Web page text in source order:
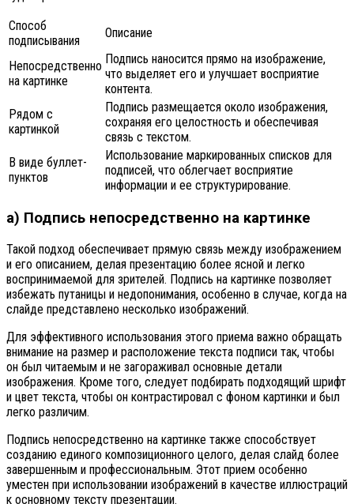
Способ
подписывания
Описание
Непосредственно
на картинке
Подпись наносится прямо на изображение,
что выделяет его и улучшает восприятие
контента.
Рядом с
картинкой
Подпись размещается около изображения,
сохраняя его целостность и обеспечивая
связь с текстом.
В виде буллет-
пунктов
Использование маркированных списков для
подписей, что облегчает восприятие
информации и ее структурирование.
а) Подпись непосредственно на картинке
Такой подход обеспечивает прямую связь между изображением
и его описанием, делая презентацию более ясной и легко
воспринимаемой для зрителей. Подпись на картинке позволяет
избежать путаницы и недопонимания, особенно в случае, когда на
слайде представлено несколько изображений.
Для эффективного использования этого приема важно обращать
внимание на размер и расположение текста подписи так, чтобы
он был читаемым и не загораживал основные детали
изображения. Кроме того, следует подбирать подходящий шрифт
и цвет текста, чтобы он контрастировал с фоном картинки и был
легко различим.
Подпись непосредственно на картинке также способствует
созданию единого композиционного целого, делая слайд более
завершенным и профессиональным. Этот прием особенно
уместен при использовании изображений в качестве иллюстраций
к основному тексту презентации.